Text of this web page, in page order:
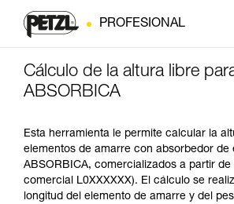
PROFESIONAL
Cálculo de la altura libre
ABSORBICA
Esta herramienta le permite calcular la
elementos de amarre con absorbedor de
ABSORBICA, comercializados a partir
comercial L0XXXXXX). El cálculo se
longitud del elemento de amarre y del